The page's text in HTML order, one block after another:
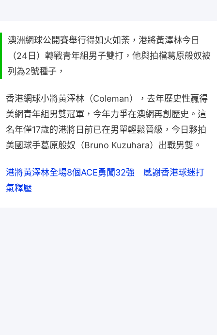
澳洲網球公開賽舉行得如火如荼，港將黃澤林今日
（24日）轉戰青年組男子雙打，他與拍檔葛原般奴被
列為2號種子，
香港網球小將黃澤林（Coleman），去年歷史性贏得
美網青年組男雙冠軍，今年力爭在澳網再創歷史。這
名年僅17歲的港將日前已在男單輕鬆晉級，今日夥拍
美國球手葛原般奴（Bruno Kuzuhara）出戰男雙。
港將黃澤林全場8個ACE勇闖32強　感謝香港球迷打
氣釋壓